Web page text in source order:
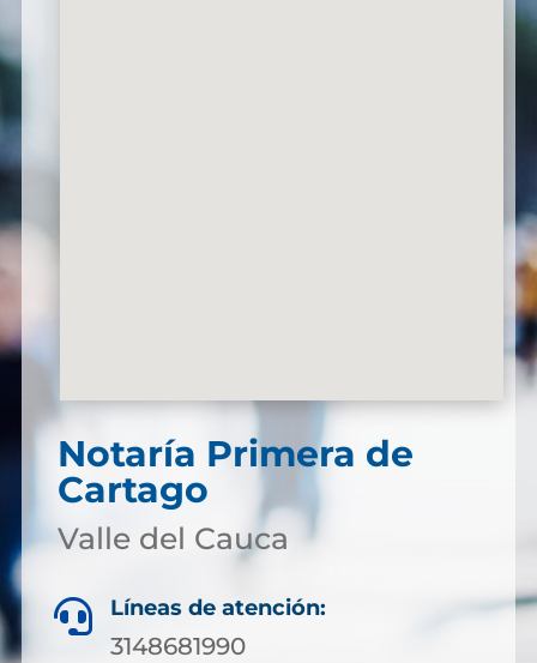
Notaría Primera de
Cartago
Valle del Cauca
 Líneas de atención:
3148681990